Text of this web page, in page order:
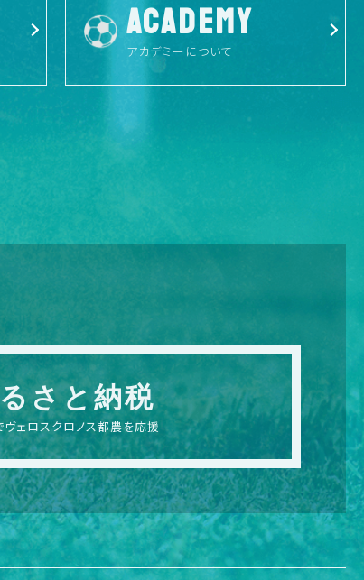
ACADEMY
アカデミーについて
さと納税
ェロスクロノス都農を応援